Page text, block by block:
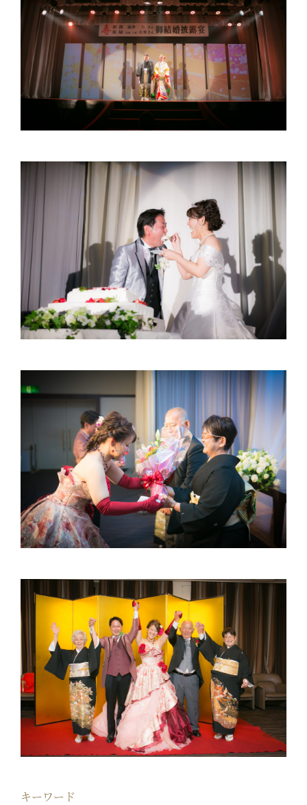
キーワード